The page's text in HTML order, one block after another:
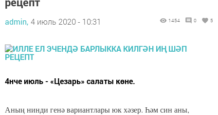
admin, 4 июль 2020 - 10:31 1454 0 5
4нче июль - «Цезарь» салаты көне.
Аның нинди генә вариантлары юк хәзер. Һәм син аны,